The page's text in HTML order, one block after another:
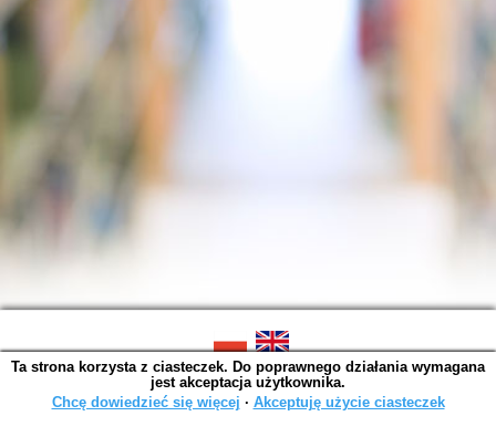
SOWA OPAC v. 6.11.10 (2026-07-24)
Wygenerowano w 0,0014 s.
Ta strona korzysta z ciasteczek. Do poprawnego działania wymagana
jest akceptacja użytkownika.
Chcę dowiedzieć się więcej ∙ Akceptuję użycie ciasteczek